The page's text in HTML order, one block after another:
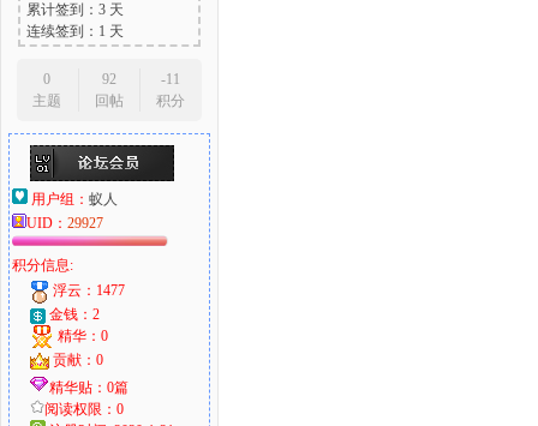
累计签到：3 天
连续签到：1 天
0
主题
92
回帖
-11
积分
用户组： 蚁人
UID： 29927
积分信息:
浮云：1477
金钱：2
精华：0
贡献：0
精华贴：0篇
阅读权限：0